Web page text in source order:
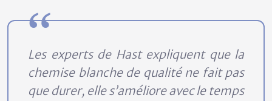
Les experts de Hast expliquent que la
chemise blanche de qualité ne fait pas
que durer, elle s’améliore avec le temps